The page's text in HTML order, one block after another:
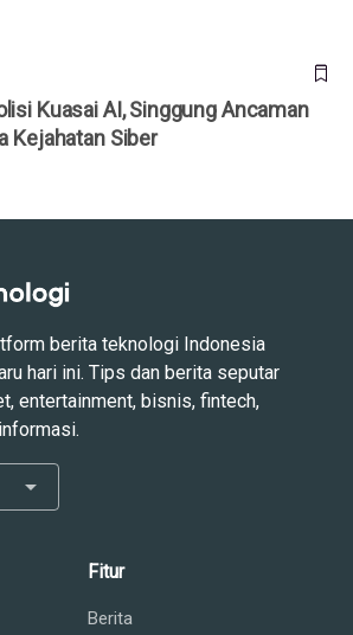
Kuasai AI, Singgung Ancaman
Kejahatan Siber
berita teknologi Indonesia
hari ini. Tips dan berita seputar
entertainment, bisnis, fintech,
arrow_drop_down
Fitur
Berita